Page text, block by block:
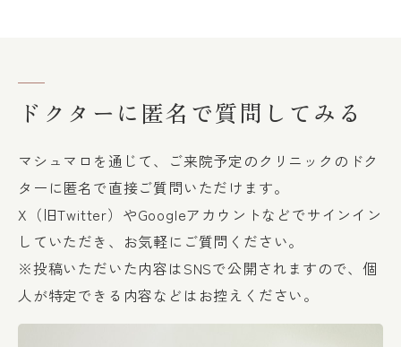
ドクターに匿名で質問してみる
マシュマロを通じて、ご来院予定のクリニックのドク
ターに匿名で直接ご質問いただけます。
X（旧Twitter）やGoogleアカウントなどでサインイン
していただき、お気軽にご質問ください。
※投稿いただいた内容はSNSで公開されますので、個
人が特定できる内容などはお控えください。